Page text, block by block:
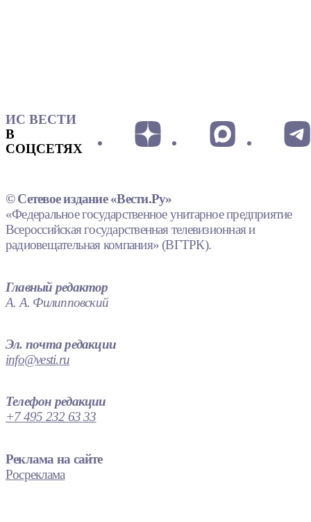
ИС ВЕСТИ
В
СОЦСЕТЯХ
© Сетевое издание «Вести.Ру»
«Федеральное государственное унитарное предприятие
Всероссийская государственная телевизионная и
радиовещательная компания» (ВГТРК).
Главный редактор
А. А. Филипповский
Эл. почта редакции
info@vesti.ru
Телефон редакции
+7 495 232 63 33
Реклама на сайте
Росреклама